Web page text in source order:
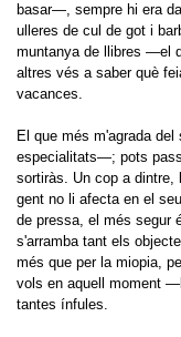
basar—, sempre hi era
ulleres de cul de got i
muntanya de llibres —el
altres vés a saber què
vacances.
El que més m'agrada
especialitats—; pots
sortiràs. Un cop a dintre,
gent no li afecta en el
de pressa, el més segur
s'arramba tant els
més que per la miopia,
vols en aquell moment
tantes ínfules.